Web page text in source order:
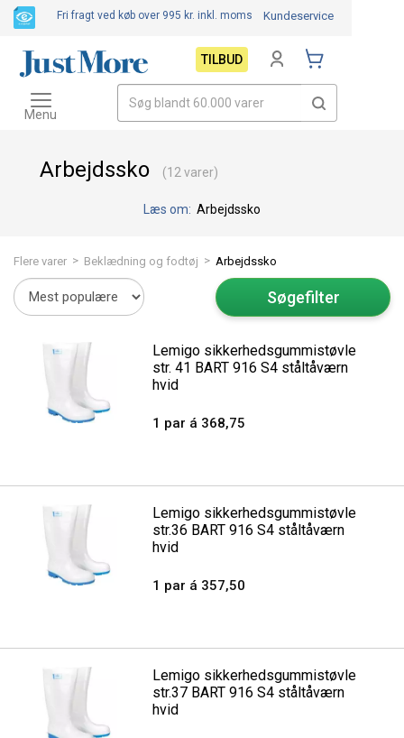
Arbejdssko (12 varer)
Læs om: Arbejdssko
Flere varer > Beklædning og fodtøj > Arbejdssko
Søgefilter
Lemigo sikkerhedsgummistøvle
str. 41 BART 916 S4 ståltåværn
hvid
1 par á 368,75
Lemigo sikkerhedsgummistøvle
str.36 BART 916 S4 ståltåværn
hvid
1 par á 357,50
Lemigo sikkerhedsgummistøvle
str.37 BART 916 S4 ståltåværn
hvid
Fri fragt ved køb over 995 kr. inkl. moms Kundeservice
TILBUD
Toggle
navigation
Menu